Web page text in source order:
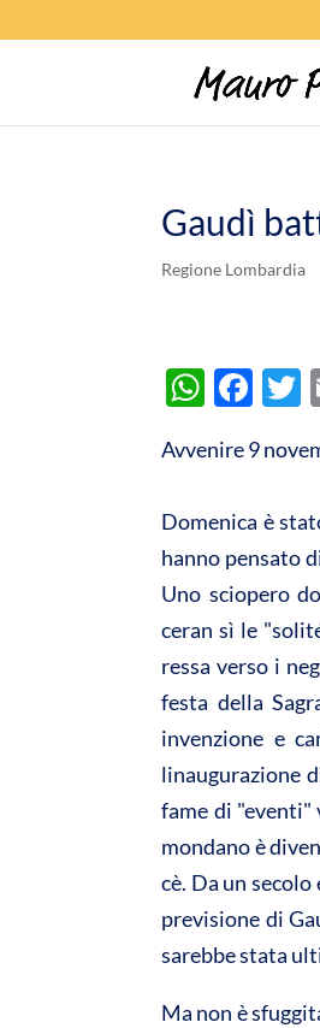
Gaudì
Regione Lombardia
W
at
A
p
p
F
e
b
o
o
k
er
Avvenire 9
Domenica è
hanno pensato
Uno sciopero
ceran sì le
ressa verso i
festa della
invenzione e
linaugurazione
fame di "eventi"
mondano è
cè. Da un
previsione di
sarebbe stata
Ma non è